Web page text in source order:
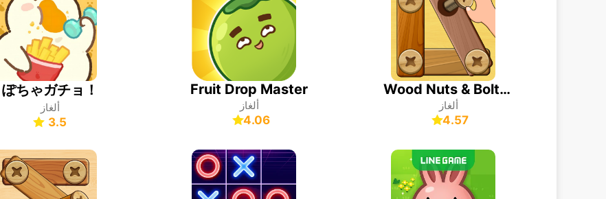
ぽちゃガチョ！
ألغاز
3.5
Fruit Drop Master
ألغاز
4.06
Wood Nuts & Bolts Puzzle
ألغاز
4.57